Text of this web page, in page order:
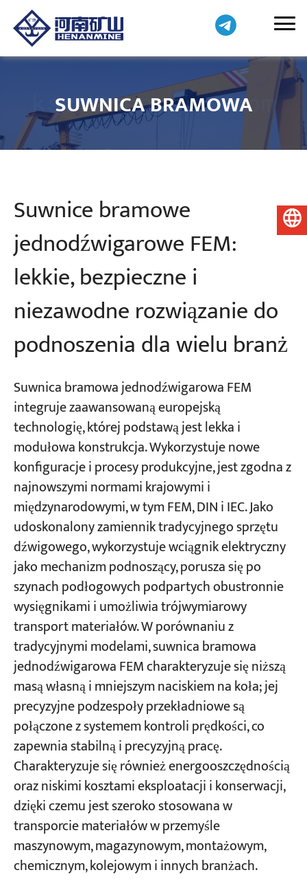
Projekty
Blogi
Aktualności
O nas
Skontaktuj się z nami
SUWNICA BRAMOWA
Suwnice bramowe
jednodźwigarowe FEM:
lekkie, bezpieczne i
niezawodne rozwiązanie do
podnoszenia dla wielu branż
Suwnica bramowa jednodźwigarowa FEM
integruje zaawansowaną europejską
technologię, której podstawą jest lekka i
modułowa konstrukcja. Wykorzystuje nowe
konfiguracje i procesy produkcyjne, jest zgodna z
najnowszymi normami krajowymi i
międzynarodowymi, w tym FEM, DIN i IEC. Jako
udoskonalony zamiennik tradycyjnego sprzętu
dźwigowego, wykorzystuje wciągnik elektryczny
jako mechanizm podnoszący, porusza się po
szynach podłogowych podpartych obustronnie
wysięgnikami i umożliwia trójwymiarowy
transport materiałów. W porównaniu z
tradycyjnymi modelami, suwnica bramowa
jednodźwigarowa FEM charakteryzuje się niższą
masą własną i mniejszym naciskiem na koła; jej
precyzyjne podzespoły przekładniowe są
połączone z systemem kontroli prędkości, co
zapewnia stabilną i precyzyjną pracę.
Charakteryzuje się również energooszczędnością
oraz niskimi kosztami eksploatacji i konserwacji,
dzięki czemu jest szeroko stosowana w
transporcie materiałów w przemyśle
maszynowym, magazynowym, montażowym,
chemicznym, kolejowym i innych branżach.
Polski